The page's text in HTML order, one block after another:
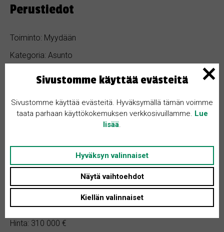
Perustiedot
Toiminto: Myydään
Kategoria: Asunto
Ilmoitus jätetty: 15.4.2024
Ominaisuudet
Ilmoituksen ID: 2290
Makuuhuoneita: 1
Hinta: 310 000 €
Sivustomme käyttää evästeitä
Sivustomme käyttää evästeitä. Hyväksymällä tämän voimme
taata parhaan käyttökokemuksen verkkosivuillamme. Lue
lisää.
Hyväksyn valinnaiset
Näytä vaihtoehdot
Kiellän valinnaiset